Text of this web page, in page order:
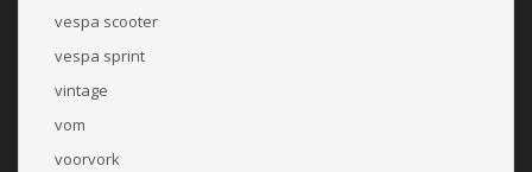
vespa scooter
vespa sprint
vintage
vom
voorvork